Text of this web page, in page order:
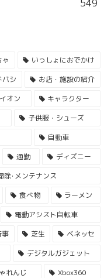
549
ゃ
いっしょにおでかけ
バシ
お店・施設の紹介
イオン
キャラクター
子供服・シューズ
自動車
通勤
ディズニー
除･メンテナンス
食べ物
ラーメン
電動アシスト自転車
事 芝生
ベネッセ
デジタルガジェット
れんじ
Xbox360